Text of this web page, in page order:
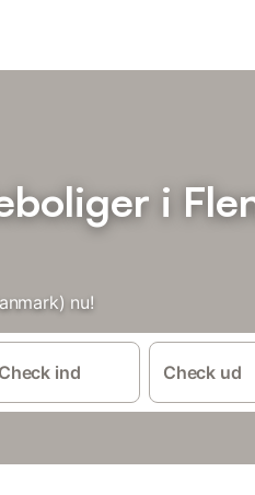
i
nu!
Check ind Check ud